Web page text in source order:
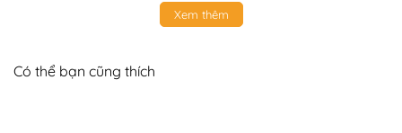
Xem thêm
Có thể bạn cũng thích